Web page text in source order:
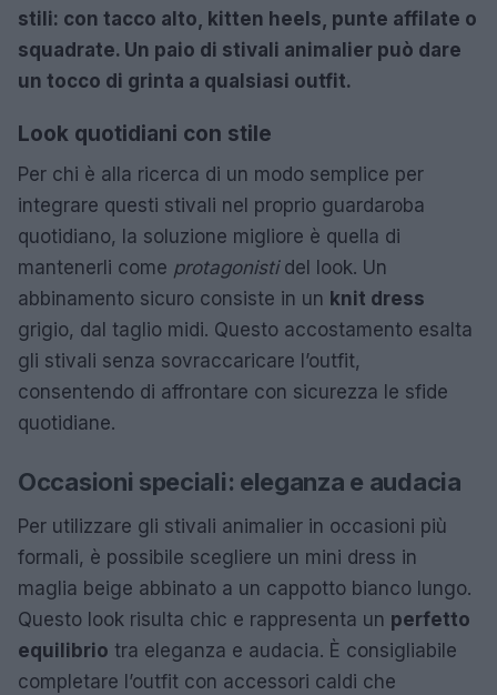
stili: con tacco alto, kitten heels, punte affilate o
squadrate. Un paio di stivali animalier può dare
un tocco di grinta a qualsiasi outfit.
Look quotidiani con stile
Per chi è alla ricerca di un modo semplice per
integrare questi stivali nel proprio guardaroba
quotidiano, la soluzione migliore è quella di
mantenerli come protagonistidel look. Un
abbinamento sicuro consiste in un knit dress
grigio, dal taglio midi. Questo accostamento esalta
gli stivali senza sovraccaricare l’outfit,
consentendo di affrontare con sicurezza le sfide
quotidiane.
Occasioni speciali: eleganza e audacia
Per utilizzare gli stivali animalier in occasioni più
formali, è possibile scegliere un mini dress in
maglia beige abbinato a un cappotto bianco lungo.
Questo look risulta chic e rappresenta un perfetto
equilibrio tra eleganza e audacia. È consigliabile
completare l’outfit con accessori caldi che